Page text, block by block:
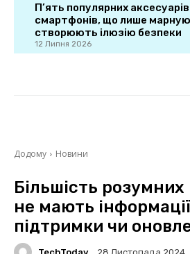
П’ять популярних
смартфонів, що лише
створюють ілюзію безпеки
12 Липня 2026